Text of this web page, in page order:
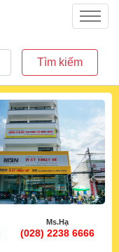
Menu
Tìm kiếm
Ms.Hạ
(028) 2238 6666